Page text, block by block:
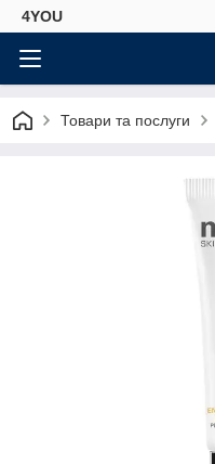
4YOU
Товари та послуги